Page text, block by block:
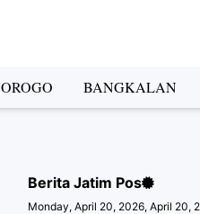
BANGKALAN
Berita Jatim Pos
Monday, April 20, 2026, April 20,